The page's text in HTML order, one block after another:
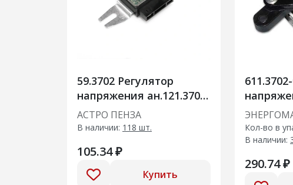
59.3702 Регулятор
напряжения ан.121.3702-
01
АСТРО ПЕНЗА
В наличии: 118 шт.
105.34 ₽
Купить
57.3702)
Кол-во в
В наличии:
290.74 ₽